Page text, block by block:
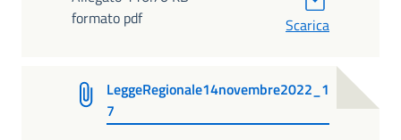
formato pdf
Scarica
LeggeRegionale14novembre2022_1
7